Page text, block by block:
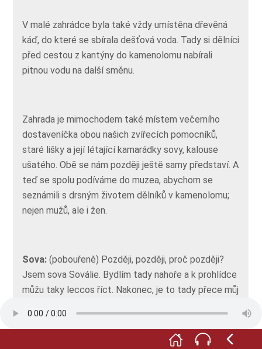
V malé zahrádce byla také vždy umístěna dřevěná
káď, do které se sbírala dešťová voda. Tady si dělníci
před cestou z kantýny do kamenolomu nabírali
pitnou vodu na další směnu.
Zahrada je mimochodem také místem večerního
dostaveníčka obou našich zvířecích pomocníků,
staré lišky a její létající kamarádky sovy, kalouse
ušatého. Obě se nám později ještě samy představí. A
teď se spolu podíváme do muzea, abychom se
seznámili s drsným životem dělníků v kamenolomu;
nejen mužů, ale i žen.
Sova:(pobouřeně) Později, později, proč později?
Jsem sova Soválie. Bydlím tady nahoře a k prohlídce
můžu taky leccos říct. Nakonec, je to tady přece můj